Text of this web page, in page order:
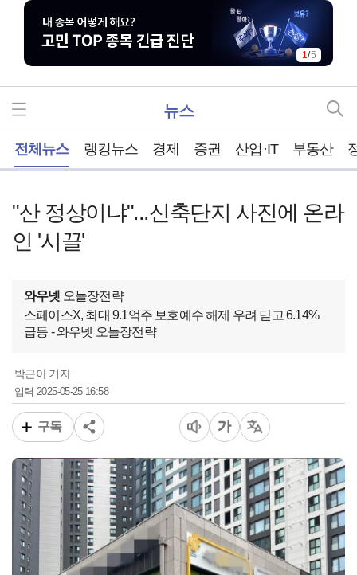
1/5
뉴스
전체뉴스 랭킹뉴스 경제 증권 산업·IT 부동산
"산 정상이냐"...신축단지 사진에 온라
인 '시끌'
와우넷 오늘장전략
스페이스X, 최대 9.1억주 보호예수 해제 우려 딛고 6.14%
급등 - 와우넷 오늘장전략
박근아 기자
입력2025-05-25 16:58
구독